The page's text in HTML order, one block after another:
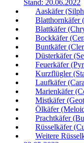
Stand: 20.06.2022
Aaskäfer
Blatthornkäfer
Blattkäfer
Bockkäfer
Buntkäfer
Düsterkäfer
Feuerkäfer
Kurzflügler
Laufkäfer
Marienkäfer
Mistkäfer
Ölkäfer
Prachtkäfer
Rüsselkäfer
Weitere